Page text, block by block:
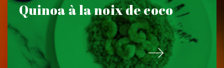
Quinoa à la noix de coco